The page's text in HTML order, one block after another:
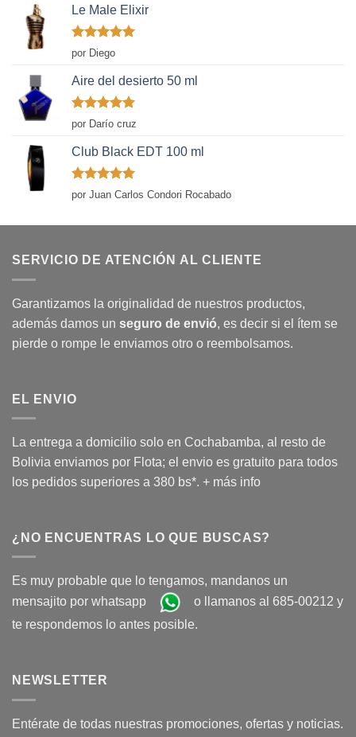
Le Male Elixir
Valorado
con
de 5
por Diego
Aire del desierto 50 ml
Valorado
con
por Darío cruz
Club Black EDT 100 ml
Valorado
con
por Juan Carlos Condori Rocabado
SERVICIO DE ATENCIÓN AL CLIENTE
Garantizamos la originalidad de nuestros productos,
además damos un seguro de envió, es decir si el ítem se
pierde o rompe le enviamos otro o reembolsamos.
EL ENVIO
La entrega a domicilio solo en Cochabamba, al resto de
Bolivia enviamos por Flota; el envio es gratuito para todos
los pedidos superiores a 380 bs*. + más info
¿NO ENCUENTRAS LO QUE BUSCAS?
Es muy probable que lo tengamos, mandanos un
mensajito por whatsapp
o llamanos al 685-00212 y
te respondemos lo antes posible.
NEWSLETTER
Entérate de todas nuestras promociones, ofertas y noticias.